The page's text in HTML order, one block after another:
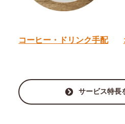
コーヒー・ドリンク手配
サービス特長